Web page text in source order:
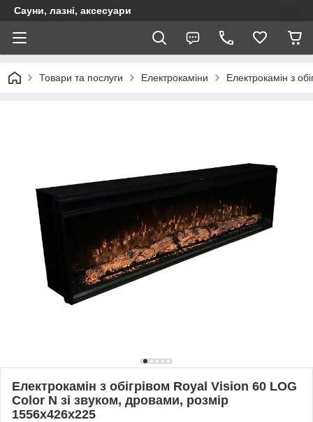
Сауни, лазні, аксесуари
Товари та послуги Електрокаміни Електрокамін з
Електрокамін з обігрівом Royal Vision 60 LOG
Color N зі звуком, дровами, розмір
1556x426x225